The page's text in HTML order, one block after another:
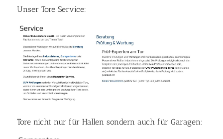
Unser Tore Service:
Tore nicht nur für Hallen sondern auch für Garagen: